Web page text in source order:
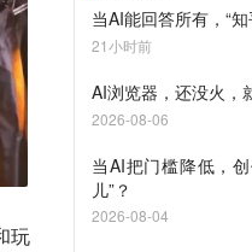
玩
当AI能回答所有，“
21小时前
AI浏览器，还没火，
2026-08-06
当AI把门槛降低，
儿”？
2026-08-04